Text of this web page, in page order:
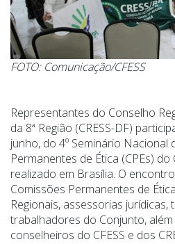
FOTO: Comunicação/CFESS
Representantes do Conselho
da 8ª Região (CRESS-DF)
junho, do 4º Seminário Nacional
Permanentes de Ética (CPEs) do
realizado em Brasília. O
Comissões Permanentes de
Regionais, assessorias jurídicas,
trabalhadores do Conjunto,
conselheiros do CFESS e dos